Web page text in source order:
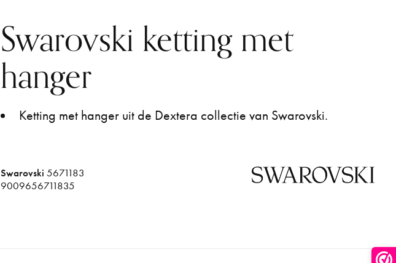
Swarovski ketting met
hanger
Ketting met hanger uit de Dextera collectie van Swarovski.
Swarovski 5671183
9009656711835